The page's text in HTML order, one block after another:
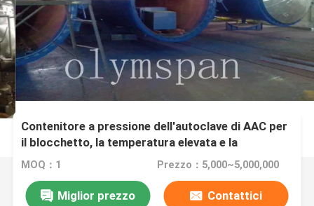
Contenitore a pressione dell'autoclave di AAC per
il blocchetto, la temperatura elevata e la
pressione della pianta AAC di AAC
MOQ：1 Prezzo：5,000~5,000,000
Miglior prezzo Contattici